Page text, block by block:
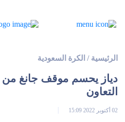
الرئيسية / الكرة السعودية
دياز يحسم موقف جانغ من
التعاون
02 أكتوبر 2022 15:09